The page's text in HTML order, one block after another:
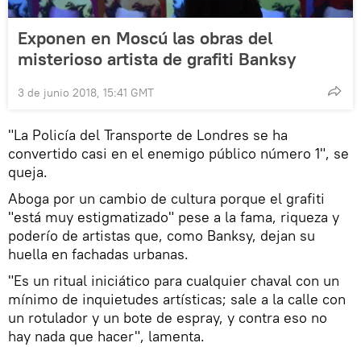
Exponen en Moscú las obras del
misterioso artista de grafiti Banksy
3 de junio 2018, 15:41 GMT
"La Policía del Transporte de Londres se ha
convertido casi en el enemigo público número 1", se
queja.
Aboga por un cambio de cultura porque el grafiti
"está muy estigmatizado" pese a la fama, riqueza y
poderío de artistas que, como Banksy, dejan su
huella en fachadas urbanas.
"Es un ritual iniciático para cualquier chaval con un
mínimo de inquietudes artísticas; sale a la calle con
un rotulador y un bote de espray, y contra eso no
hay nada que hacer", lamenta.